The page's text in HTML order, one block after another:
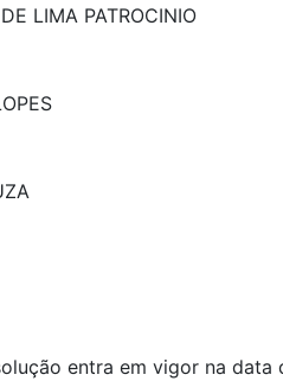
LIMA PATROCINIO
entra em vigor na data